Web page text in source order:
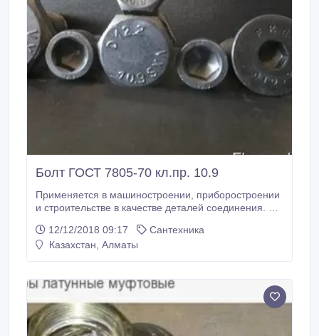
Болт ГОСТ 7805-70 кл.пр. 10.9
Применяется в машиностроении, приборостроении
и строительстве в качестве деталей соединения. В
телефону.
12/12/2018 09:17
Сантехника
Казахстан, Алматы